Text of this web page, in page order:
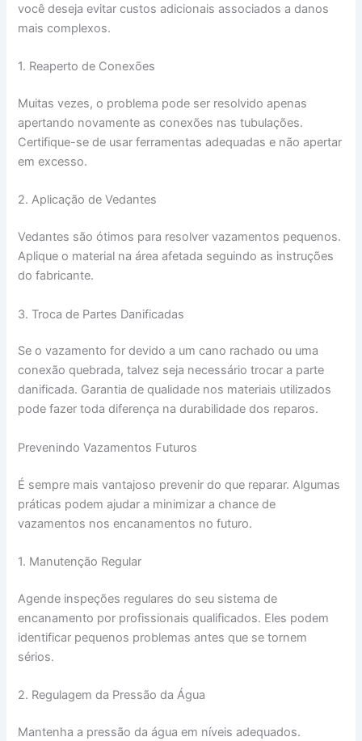
você deseja evitar custos adicionais associados a danos
mais complexos.
1. Reaperto de Conexões
Muitas vezes, o problema pode ser resolvido apenas
apertando novamente as conexões nas tubulações.
Certifique-se de usar ferramentas adequadas e não apertar
em excesso.
2. Aplicação de Vedantes
Vedantes são ótimos para resolver vazamentos pequenos.
Aplique o material na área afetada seguindo as instruções
do fabricante.
3. Troca de Partes Danificadas
Se o vazamento for devido a um cano rachado ou uma
conexão quebrada, talvez seja necessário trocar a parte
danificada. Garantia de qualidade nos materiais utilizados
pode fazer toda diferença na durabilidade dos reparos.
Prevenindo Vazamentos Futuros
É sempre mais vantajoso prevenir do que reparar. Algumas
práticas podem ajudar a minimizar a chance de
vazamentos nos encanamentos no futuro.
1. Manutenção Regular
Agende inspeções regulares do seu sistema de
encanamento por profissionais qualificados. Eles podem
identificar pequenos problemas antes que se tornem
sérios.
2. Regulagem da Pressão da Água
Mantenha a pressão da água em níveis adequados.